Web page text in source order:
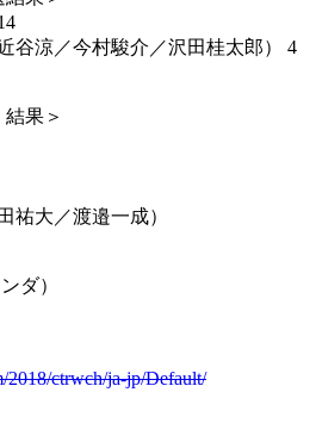
涼／今村駿介／沢田桂太郎） 4
果＞
祐大／渡邉一成）
ダ）
2018/ctrwch/ja-jp/Default/